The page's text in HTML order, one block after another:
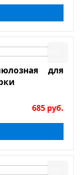
для
685 руб.